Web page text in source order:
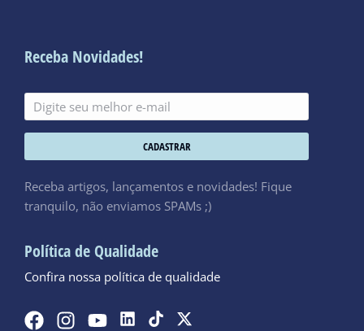
Receba Novidades!
CADASTRAR
Receba artigos, lançamentos e novidades! Fique
tranquilo, não enviamos SPAMs ;)
Política de Qualidade
Confira nossa política de qualidade